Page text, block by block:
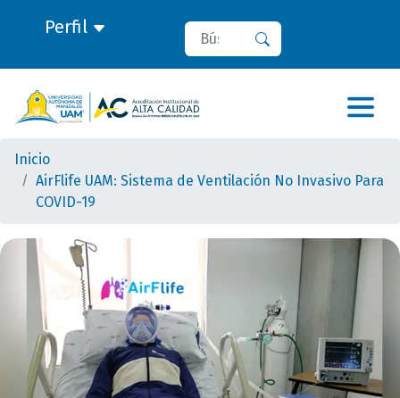
Perfil Buscar
Inicio
AirFlife UAM: Sistema de Ventilación No Invasivo Para
COVID-19